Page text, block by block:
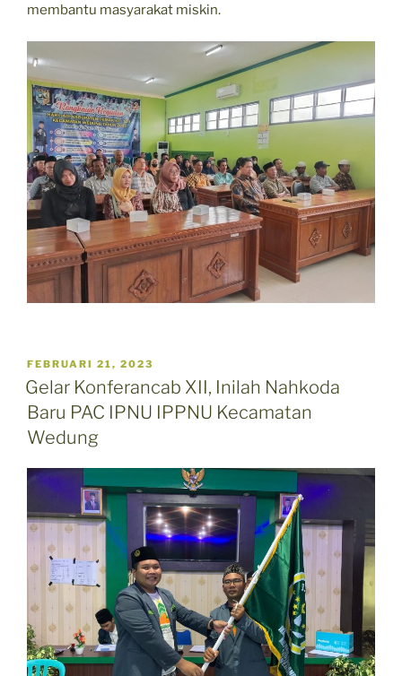
membantu masyarakat miskin.
POSTED
ON
FEBRUARI 21, 2023
Gelar Konferancab XII, Inilah Nahkoda
Baru PAC IPNU IPPNU Kecamatan
Wedung